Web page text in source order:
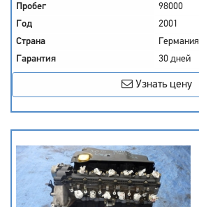
Пробег
98000
Год
2001
Страна
Германия
Гарантия
30 дней
Узнать цену